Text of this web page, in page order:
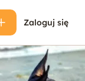
Zaloguj się